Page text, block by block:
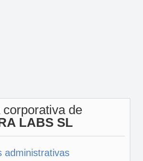
de
LABS SL
administrativas